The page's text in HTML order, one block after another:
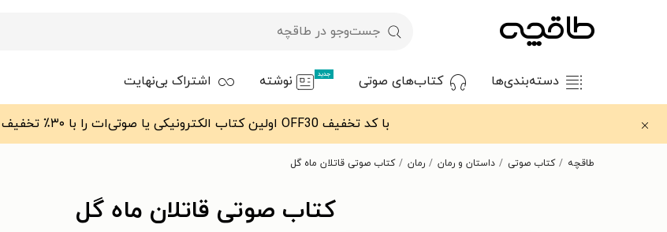
دسته‌بندی‌ها کتاب‌های صوتی جدید نوشته اشتراک بی‌نهایت
با کد تخفیف OFF30 اولین کتاب الکترونیکی یا صوتی‌ات را با ۳۰٪ تخفیف از طاقچه دریافت کن.
طاقچه کتاب صوتی داستان و رمان رمان کتاب صوتی قاتلان ماه گل
کتاب صوتی قاتلان ماه گل